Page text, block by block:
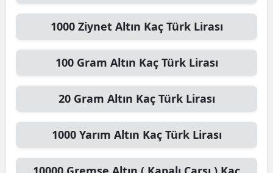
1000 Ziynet Altın Kaç Türk Lirası
100 Gram Altın Kaç Türk Lirası
20 Gram Altın Kaç Türk Lirası
1000 Yarım Altın Kaç Türk Lirası